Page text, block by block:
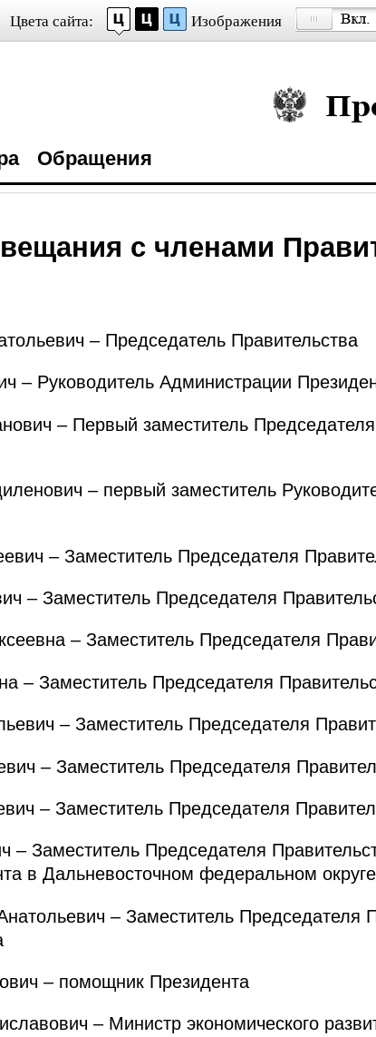
Цвета сайта: Изображения
Президент
Обращения
с членами
– Председатель Правительства
– Руководитель Администрации
– Первый заместитель
– первый заместитель
– Заместитель Председателя
Заместитель Председателя
– Заместитель Председателя
Заместитель Председателя
– Заместитель Председателя
– Заместитель Председателя
– Заместитель Председателя
Заместитель Председателя
в Дальневосточном федеральном округе
– Заместитель Председателя
– помощник Президента
– Министр экономического